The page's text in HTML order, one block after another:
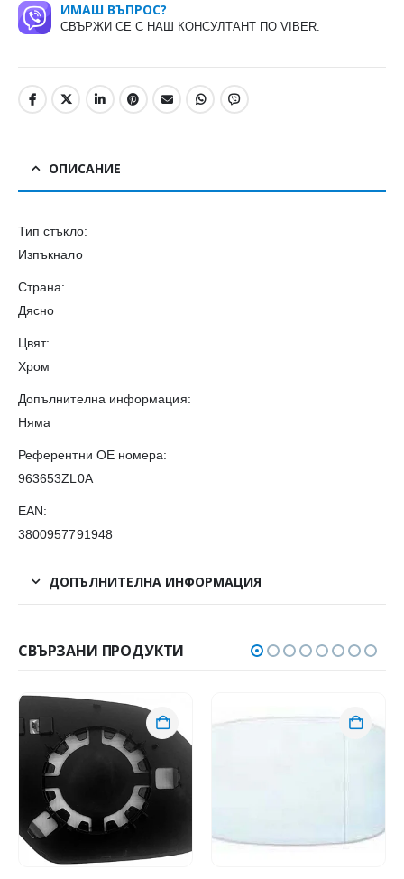
ИМАШ ВЪПРОС?
СВЪРЖИ СЕ С НАШ КОНСУЛТАНТ ПО VIBER.
ОПИСАНИЕ
Тип стъкло:
Изпъкнало
Страна:
Дясно
Цвят:
Хром
Допълнителна информация:
Няма
Референтни OE номера:
963653ZL0A
EAN:
3800957791948
ДОПЪЛНИТЕЛНА ИНФОРМАЦИЯ
СВЪРЗАНИ ПРОДУКТИ